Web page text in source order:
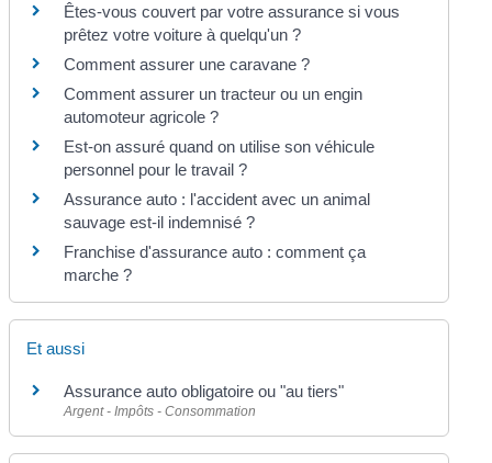
Êtes-vous couvert par votre assurance si vous
prêtez votre voiture à quelqu'un ?
Comment assurer une caravane ?
Comment assurer un tracteur ou un engin
automoteur agricole ?
Est-on assuré quand on utilise son véhicule
personnel pour le travail ?
Assurance auto : l'accident avec un animal
sauvage est-il indemnisé ?
Franchise d'assurance auto : comment ça
marche ?
Et aussi
Assurance auto obligatoire ou "au tiers"
Argent - Impôts - Consommation